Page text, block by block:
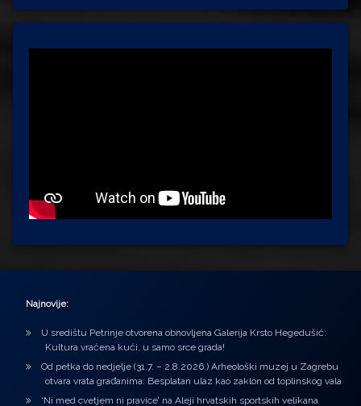
Najnovije:
U središtu Petrinje otvorena obnovljena Galerija Krsto Hegedušić:
Kultura vraćena kući, u samo srce grada!
Od petka do nedjelje (31.7. – 2.8.2026.) Arheološki muzej u Zagrebu
otvara vrata građanima: Besplatan ulaz kao zaklon od toplinskog vala
‘Ni med cvetjem ni pravice’ na Aleji hrvatskih sportskih velikana